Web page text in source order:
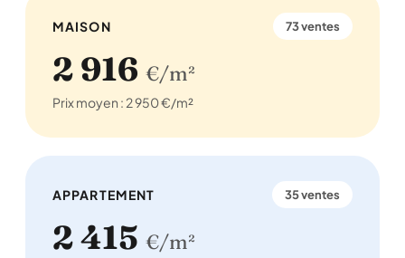
MAISON 73 ventes
2 916 €/m²
Prix moyen : 2 950 €/m²
APPARTEMENT 35 ventes
2 415 €/m²